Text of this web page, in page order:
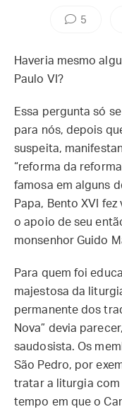
5
Haveria mesmo
Paulo VI?
Essa pergunta só
para nós, depois
suspeita,
“reforma da
famosa em alguns
Papa, Bento XVI
o apoio de seu
monsenhor Guido
Para quem foi
majestosa da
permanente dos
Nova” devia
saudosista. Os
São Pedro, por
tratar a liturgia com
tempo em que o